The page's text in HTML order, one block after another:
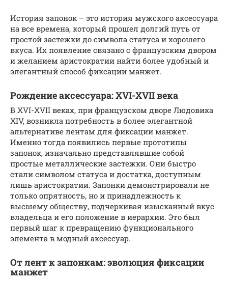
История запонок – это история мужского аксессуара
на все времена, который прошел долгий путь от
простой застежки до символа статуса и хорошего
вкуса. Их появление связано с французским двором
и желанием аристократии найти более удобный и
элегантный способ фиксации манжет.
Рождение аксессуара: XVI-XVII века
В XVI-XVII веках, при французском дворе Людовика
XIV, возникла потребность в более элегантной
альтернативе лентам для фиксации манжет.
Именно тогда появились первые прототипы
запонок, изначально представлявшие собой
простые металлические застежки. Они быстро
стали символом статуса и достатка, доступным
лишь аристократии. Запонки демонстрировали не
только опрятность, но и принадлежность к
высшему обществу, подчеркивая изысканный вкус
владельца и его положение в иерархии. Это был
первый шаг к превращению функционального
элемента в модный аксессуар.
От лент к запонкам: эволюция фиксации
манжет